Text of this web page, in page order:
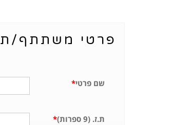
פרטי משתתף/ת
*שם פרטי
* ת.ז. (9 ספרות)